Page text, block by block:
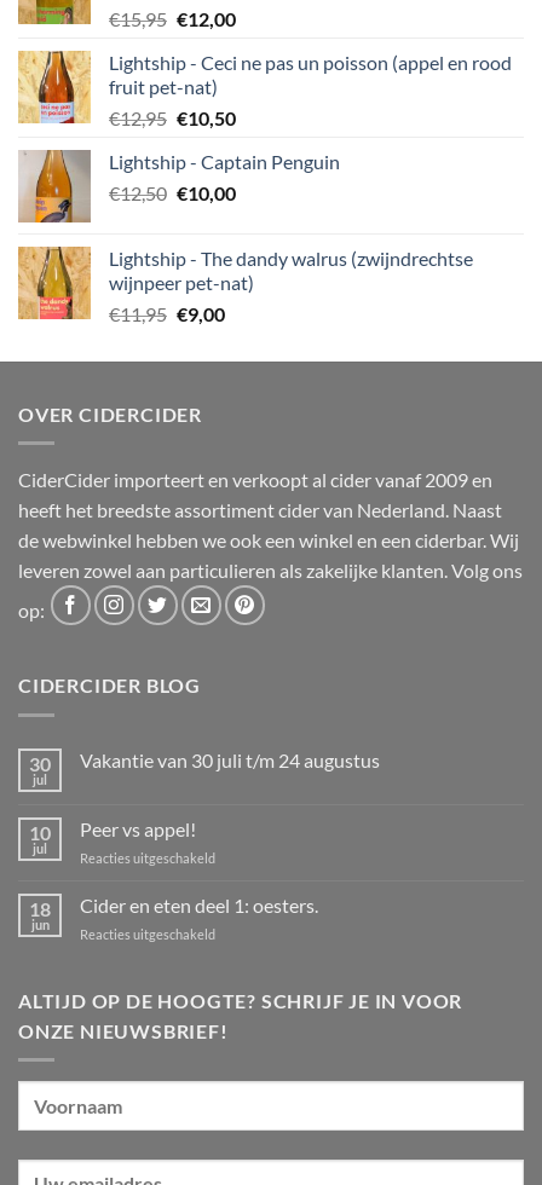
€15,95 Oorspronkelijke
was:
€15,95.
€12,00Huidige
is:
Lightship - Ceci ne pas un poisson (appel en rood
fruit pet-nat)
€12,95 Oorspronkelijke
was:
€12,95.
€10,50Huidige
is:
€10,50.
Lightship - Captain Penguin
€12,50 Oorspronkelijke
€12,50.
€10,00Huidige
€10,00.
Lightship - The dandy walrus (zwijndrechtse
wijnpeer pet-nat)
€11,95 Oorspronkelijke
was:
€9,00Huidige
is:
OVER CIDERCIDER
CiderCider importeert en verkoopt al cider vanaf 2009 en
heeft het breedste assortiment cider van Nederland. Naast
de webwinkel hebben we ook een winkel en een ciderbar. Wij
leveren zowel aan particulieren als zakelijke klanten. Volg ons
op:
CIDERCIDER BLOG
30
jul
Vakantie van 30 juli t/m 24 augustus
Vakantie
30
24
augustus
10
jul
Peer vs appel!
Reacties uitgeschakeldvoor
vs
appel!
18
jun
Cider en eten deel 1: oesters.
Reacties uitgeschakeldvoor
eten
1:
ALTIJD OP DE HOOGTE? SCHRIJF JE IN VOOR
ONZE NIEUWSBRIEF!